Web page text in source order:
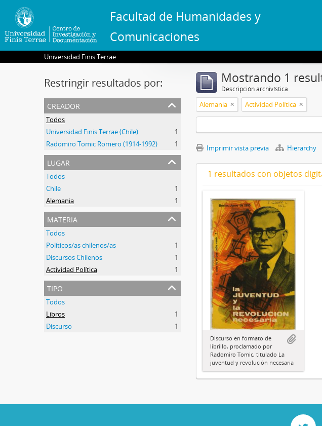
Facultad de Humanidades y
Comunicaciones
Universidad Finis Terrae
Restringir resultados por:
creador
Todos
Universidad Finis Terrae (Chile)
1
Radomiro Tomic Romero (1914-1992)
1
lugar
Todos
Chile
1
Alemania
1
materia
Todos
Políticos/as chilenos/as
1
Discursos Chilenos
1
Actividad Política
1
tipo
Todos
Libros
1
Discurso
1
Mostrando 1
Descripción archivística
Alemania Actividad Política
Imprimir vista previa Hierarchy
1 resultados con objetos
Discurso en formato de
librillo, proclamado por
Radomiro Tomic, titulado La
juventud y revolución necesaria